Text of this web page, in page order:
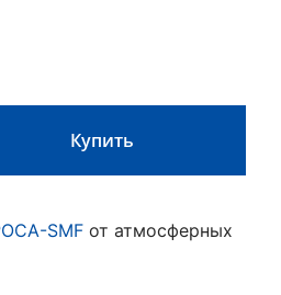
Купить
SMF от атмосферных